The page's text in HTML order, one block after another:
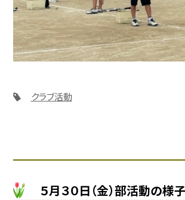
クラブ活動
５月３０日（金）部活動の様